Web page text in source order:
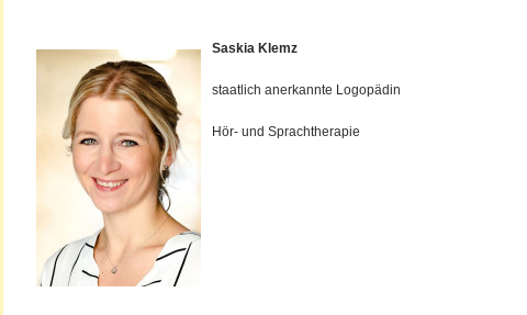
Saskia Klemz
staatlich anerkannte Logopädin
Hör- und Sprachtherapie